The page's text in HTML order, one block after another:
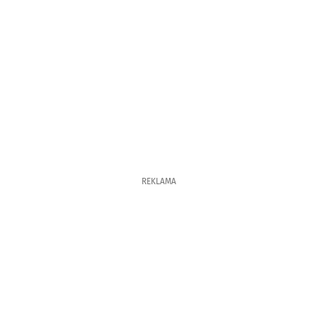
REKLAMA